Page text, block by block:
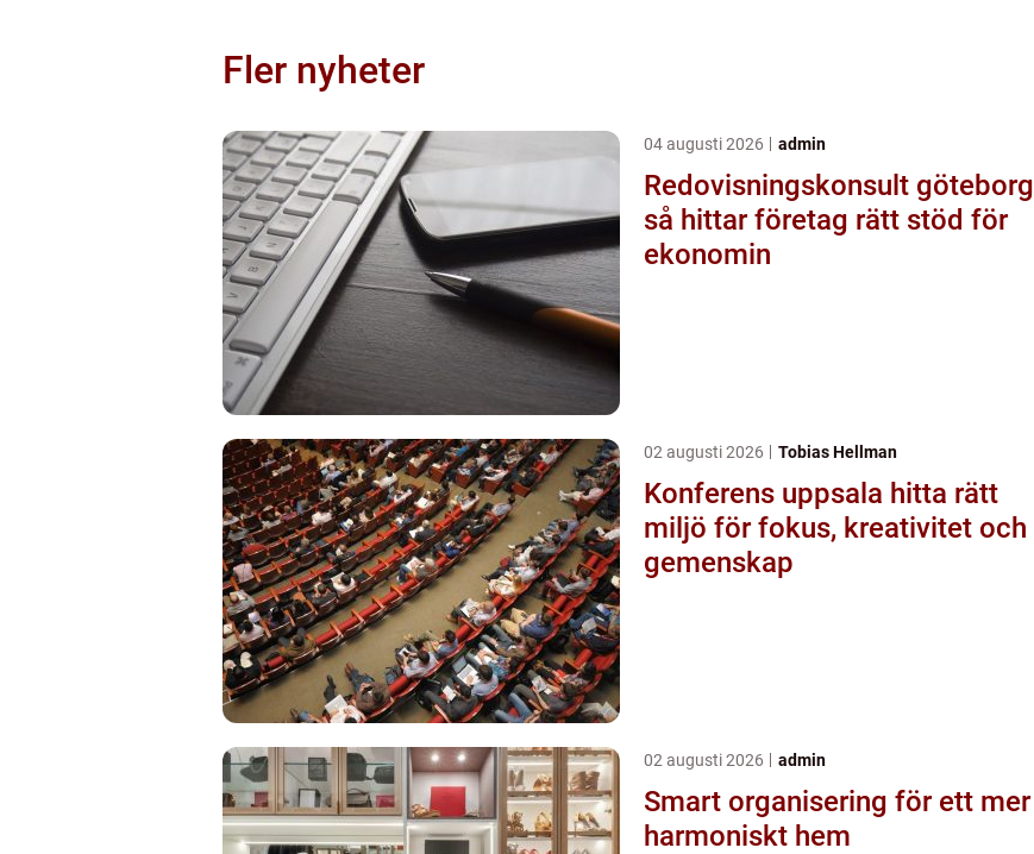
Fler nyheter
04 augusti 2026 admin
Redovisningskonsult göteborg
så hittar företag rätt stöd för
ekonomin
02 augusti 2026 Tobias Hellman
Konferens uppsala hitta rätt
miljö för fokus, kreativitet och
gemenskap
02 augusti 2026 admin
Smart organisering för ett mer
harmoniskt hem